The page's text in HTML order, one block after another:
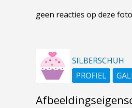
geen reacties op deze foto
SILBERSCHUH
PROFIEL